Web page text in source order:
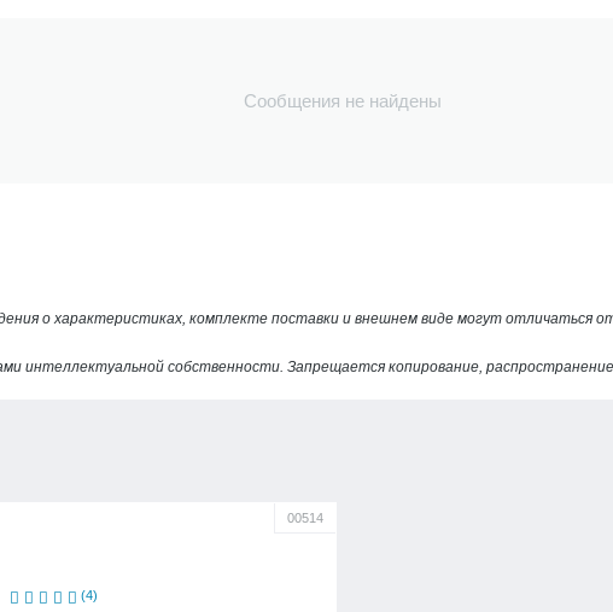
Сообщения не найдены
о характеристиках, комплекте поставки и внешнем виде могут отличаться
интеллектуальной собственности. Запрещается копирование,
00514
(4)